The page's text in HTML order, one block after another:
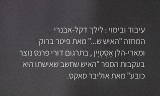
עיבוד ובימוי : לילך דקל-אבנרי
המחזה "האיש ש..." מאת פיטר ברוק
ומארי-הלן אֶסְטְיֶין , בתרגום דורי פרנס נוצר
בעקבות הספר "האיש שחשב שאישתו היא
כובע" מאת אוליבר סאקס.